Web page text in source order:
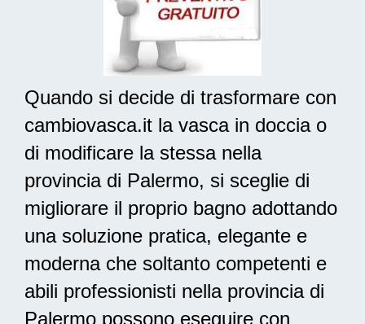
Quando si decide di trasformare con
cambiovasca.it la vasca in doccia o
di modificare la stessa nella
provincia di Palermo, si sceglie di
migliorare il proprio bagno adottando
una soluzione pratica, elegante e
modernache soltanto competenti e
abili professionisti nella provincia di
Palermo possono eseguire con